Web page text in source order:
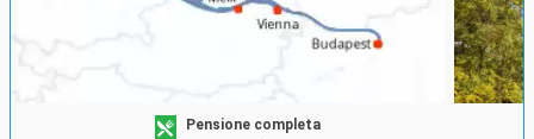
Pensione completa